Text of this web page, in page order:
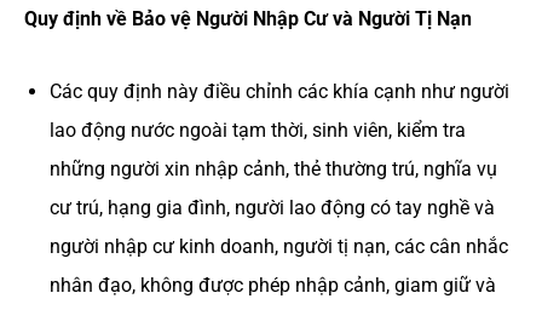
Quy định về Bảo vệ Người Nhập Cư và Người Tị Nạn
Các quy định này điều chỉnh các khía cạnh như người
lao động nước ngoài tạm thời, sinh viên, kiểm tra
những người xin nhập cảnh, thẻ thường trú, nghĩa vụ
cư trú, hạng gia đình, người lao động có tay nghề và
người nhập cư kinh doanh, người tị nạn, các cân nhắc
nhân đạo, không được phép nhập cảnh, giam giữ và